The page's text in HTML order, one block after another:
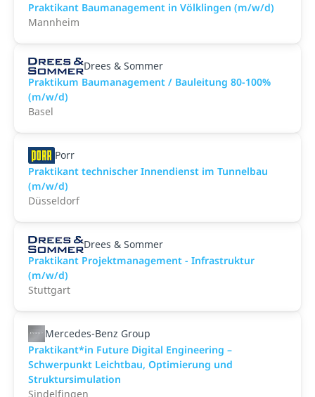
Praktikant Baumanagement in Völklingen (m/w/d)
Mannheim
Drees & Sommer
Praktikum Baumanagement / Bauleitung 80-100%
(m/w/d)
Basel
Porr
Praktikant technischer Innendienst im Tunnelbau
(m/w/d)
Düsseldorf
Drees & Sommer
Praktikant Projektmanagement - Infrastruktur
(m/w/d)
Stuttgart
Mercedes-Benz Group
Praktikant*in Future Digital Engineering –
Schwerpunkt Leichtbau, Optimierung und
Struktursimulation
Sindelfingen